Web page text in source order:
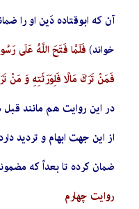
آن که ابوقتاده دَین او را
خواند) فَلَمَّا فَتَحَ اللَّهُ عَلَى
فَمَنْ تَرَكَ‏ مَالًا فَلِوَرَثَتِهِ‏ وَ مَنْ
در این روایت هم مانند
از این جهت ابهام و تردید
ضمان کرده تا بعداً که
روایت چهارم